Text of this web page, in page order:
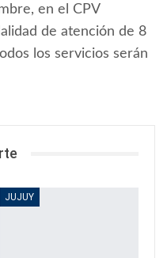
en el CPV
de atención de 8
los servicios serán
JUJUY